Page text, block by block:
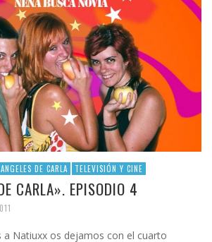
DE CARLA TELEVISIÓN Y CINE
CARLA». EPISODIO 4
a Natiuxx os dejamos con el cuarto